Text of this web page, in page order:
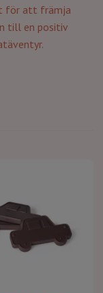
för att främja
till en positiv